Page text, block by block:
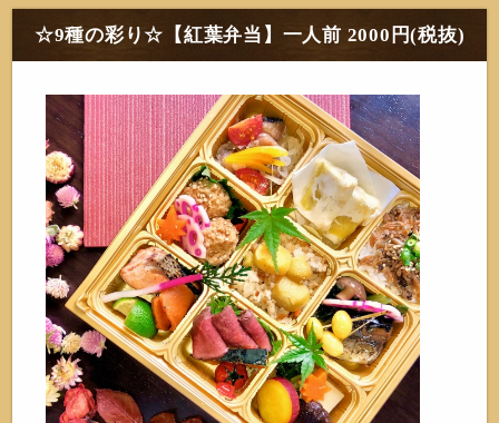
☆9種の彩り☆【紅葉弁当】一人前 2000円(税抜)